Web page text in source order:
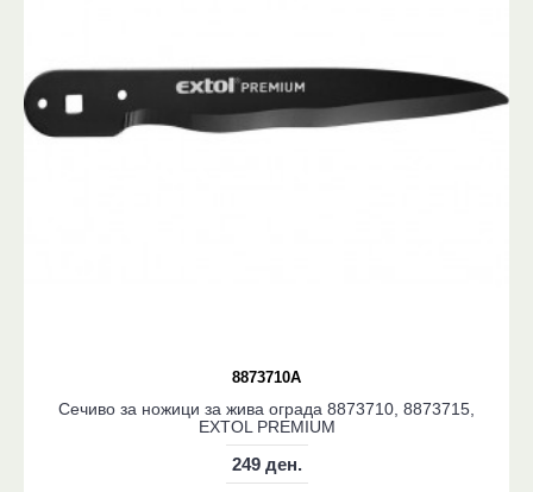
8873710A
Сечиво за ножици за жива ограда 8873710, 8873715,
EXTOL PREMIUM
249 ден.